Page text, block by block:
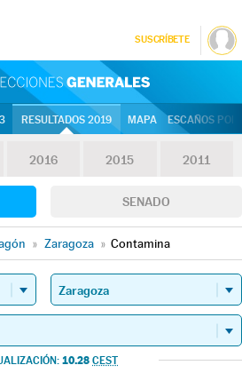
SUSCRÍBETE
RESULTADOS 2019 MAPA ESCAÑOS
2016 2015 2011
SENADO
» Zaragoza » Contamina
10.28 CEST